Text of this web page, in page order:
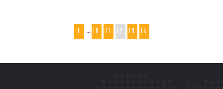
1 … 10 11 12 13 14